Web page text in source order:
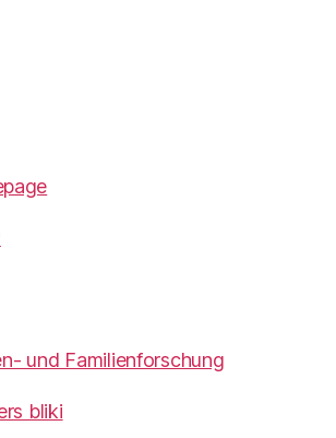
und Familienforschung
bliki